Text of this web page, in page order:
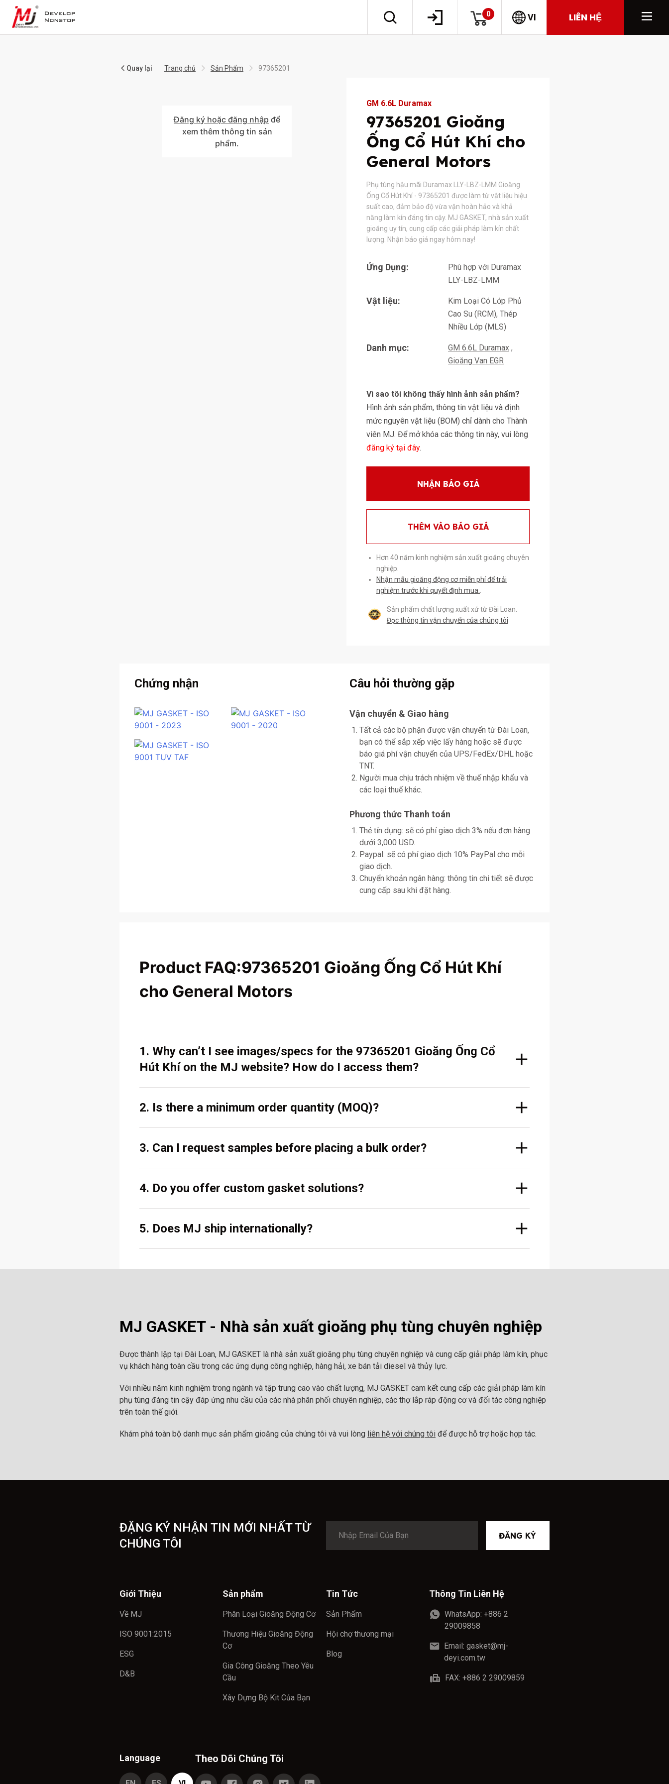
0 VI LIÊN HỆ
Quay lại Trang chủ Sản Phẩm 97365201
Đăng ký hoặc đăng nhập để
xem thêm thông tin sản
phẩm.
GM 6.6L Duramax
97365201 Gioăng
Ống Cổ Hút Khí cho
General Motors
Phụ tùng hậu mãi Duramax LLY-LBZ-LMM Gioăng
Ống Cổ Hút Khí - 97365201 được làm từ vật liệu hiệu
suất cao, đảm bảo độ vừa vặn hoàn hảo và khả
năng làm kín đáng tin cậy. MJ GASKET, nhà sản xuất
gioăng uy tín, cung cấp các giải pháp làm kín chất
lượng. Nhận báo giá ngay hôm nay!
Ứng Dụng:
Phù hợp với Duramax
LLY-LBZ-LMM
Vật liệu:
Kim Loại Có Lớp Phủ
Cao Su (RCM), Thép
Nhiều Lớp (MLS)
Danh mục:
GM 6.6L Duramax
Gioăng Van EGR
Vì sao tôi không thấy hình ảnh sản phẩm?
Hình ảnh sản phẩm, thông tin vật liệu và định
mức nguyên vật liệu (BOM) chỉ dành cho Thành
viên MJ. Để mở khóa các thông tin này, vui lòng
đăng ký tại đây.
NHẬN BÁO GIÁ
THÊM VÀO BÁO GIÁ
Hơn 40 năm kinh nghiệm sản xuất gioăng chuyên
nghiệp.
Nhận mẫu gioăng động cơ miễn phí để trải
nghiệm trước khi quyết định mua.
Sản phẩm chất lượng xuất xứ từ Đài Loan.
Đọc thông tin vận chuyển của chúng tôi
Chứng nhận Câu hỏi thường gặp
Vận chuyển & Giao hàng
Tất cả các bộ phận được vận chuyển từ Đài Loan,
bạn có thể sắp xếp việc lấy hàng hoặc sẽ được
báo giá phí vận chuyển của UPS/FedEx/DHL hoặc
TNT.
Người mua chịu trách nhiệm về thuế nhập khẩu và
các loại thuế khác.
Phương thức Thanh toán
Thẻ tín dụng: sẽ có phí giao dịch 3% nếu đơn hàng
dưới 3,000 USD.
Paypal: sẽ có phí giao dịch 10% PayPal cho mỗi
giao dịch.
Chuyển khoản ngân hàng: thông tin chi tiết sẽ được
cung cấp sau khi đặt hàng.
Product FAQ:97365201 Gioăng Ống Cổ Hút Khí
cho General Motors
1. Why can’t I see images/specs for the 97365201 Gioăng Ống Cổ
Hút Khí on the MJ website? How do I access them?
2. Is there a minimum order quantity (MOQ)?
3. Can I request samples before placing a bulk order?
4. Do you offer custom gasket solutions?
5. Does MJ ship internationally?
MJ GASKET - Nhà sản xuất gioăng phụ tùng chuyên nghiệp
Được thành lập tại Đài Loan, MJ GASKET là nhà sản xuất gioăng phụ tùng chuyên nghiệp và cung cấp giải pháp làm kín, phục
vụ khách hàng toàn cầu trong các ứng dụng công nghiệp, hàng hải, xe bán tải diesel và thủy lực.
Với nhiều năm kinh nghiệm trong ngành và tập trung cao vào chất lượng, MJ GASKET cam kết cung cấp các giải pháp làm kín
phụ tùng đáng tin cậy đáp ứng nhu cầu của các nhà phân phối chuyên nghiệp, các thợ lắp ráp động cơ và đối tác công nghiệp
trên toàn thế giới.
Khám phá toàn bộ danh mục sản phẩm gioăng của chúng tôi và vui lòng liên hệ với chúng tôi để được hỗ trợ hoặc hợp tác.
ĐẶNG KÝ NHẬN TIN MỚI NHẤT TỪ
CHÚNG TÔI
ĐĂNG KÝ
Giới Thiệu
Về MJ
ISO 9001:2015
ESG
D&B
Sản phẩm
Phân Loại Gioăng Động Cơ
Thương Hiệu Gioăng Động
Cơ
Gia Công Gioăng Theo Yêu
Cầu
Xây Dựng Bộ Kit Của Bạn
Tin Tức
Sản Phẩm
Hội chợ thương mại
Blog
Thông Tin Liên Hệ
WhatsApp: +886 2
29009858
Email: gasket@mj-
deyi.com.tw
FAX: +886 2 29009859
Language Theo Dõi Chúng Tôi